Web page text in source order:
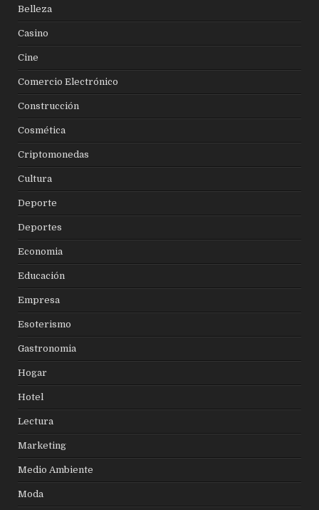
Belleza
Casino
Cine
Comercio Electrónico
Construcción
Cosmética
Criptomonedas
Cultura
Deporte
Deportes
Economia
Educación
Empresa
Esoterismo
Gastronomia
Hogar
Hotel
Lectura
Marketing
Medio Ambiente
Moda